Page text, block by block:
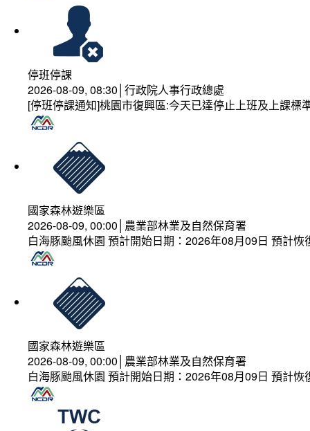
停班停課
2026-08-09, 08:30│行政院人事行政總處
[停班停課通知]桃園市復興區:今天已達停止上班及上課
國家森林遊樂區
2026-08-09, 00:00│農業部林業及自然保育署
白海豚颱風休園 預計開始日期：2026年08月09日 預計
國家森林遊樂區
2026-08-09, 00:00│農業部林業及自然保育署
白海豚颱風休園 預計開始日期：2026年08月09日 預計